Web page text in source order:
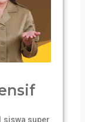
siswa super